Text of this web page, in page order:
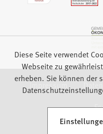
Impressum
Diese Seite verwendet
Webseite zu
erheben. Sie können der
(Öffnet in einem neuen Tab)